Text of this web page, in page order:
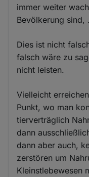
immer weiter
Bevölkerung sind,
Dies ist nicht
falsch wäre zu
nicht leisten.
Vielleicht
Punkt, wo man
tierverträglich
dann
dann aber auch,
zerstören um
Kleinstlebewesen